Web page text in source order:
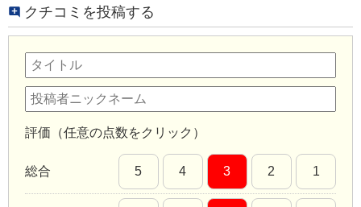
クチコミを投稿する
評価（任意の点数をクリック）
総合 5 4 3 2 1